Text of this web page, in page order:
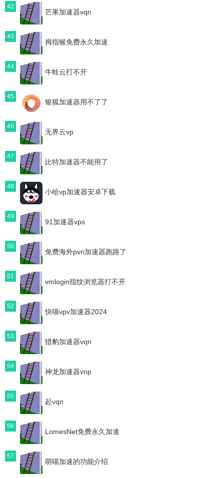
42
芒果加速器vqn
43
拇指猴免费永久加速
44
牛蛙云打不开
45
银狐加速器用不了了
46
无界云vp
47
比特加速器不能用了
48
小哈vp加速器安卓下载
49
91加速器vps
50
免费海外pvn加速器跑路了
51
vmlogin指纹浏览器打不开
52
快喵vpv加速器2024
53
猎豹加速器vqn
54
神龙加速器vnp
55
起vqn
56
LomesNet免费永久加速
57
萌喵加速的功能介绍